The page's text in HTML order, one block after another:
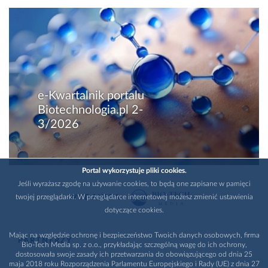
e-Kwartalnik portalu
Biotechnologia.pl 2-
3/2026
WYDAWCA
PARTNERZY
Portal wykorzystuje pliki cookies.
Jeśli wyrażasz zgodę na używanie cookies, to będą one zapisane w pamięci
twojej przeglądarki. W przeglądarce internetowej możesz zmienić ustawienia
dotyczące cookies.
Mając na względzie ochronę i bezpieczeństwo Twoich danych osobowych, firma
Bio-Tech Media sp. z o.o., przykładając szczególną wagę do ich ochrony,
dostosowała swoje zasady ich przetwarzania do obowiązującego od dnia 25
maja 2018 roku Rozporządzenia Parlamentu Europejskiego i Rady (UE) z dnia 27